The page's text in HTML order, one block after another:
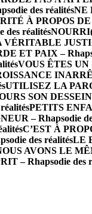
des réalitésNE
À PROPOS DE
des réalités
ET PAIX –
VOUS ÊTES UN
UTILISEZ LA
SON DESSEIN
PETITS
– Rhapsodie
C’EST À
des réalitésLE
AVONS LE
– Rhapsodie des